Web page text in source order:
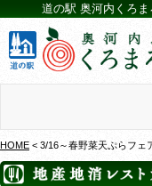
道の駅 奥河内くろ
HOME < 3/16～春野菜天ぷらフェ